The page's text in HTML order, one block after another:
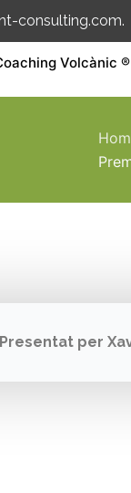
consulting.com.
Volcànic ®
per